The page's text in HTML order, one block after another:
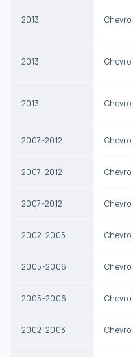
2013
2013
2013
2007-2012
2007-2012
2007-2012
2002-2005
2005-2006
2005-2006
2002-2003